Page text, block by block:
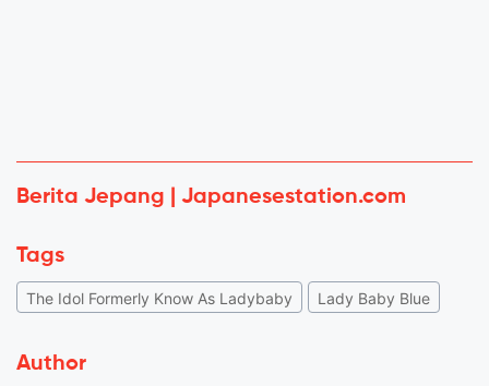
Berita Jepang | Japanesestation.com
Tags
The Idol Formerly Know As Ladybaby Lady Baby Blue
Author